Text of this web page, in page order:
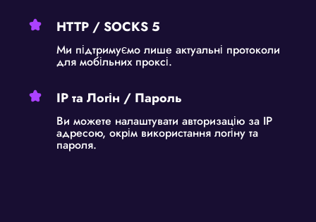
HTTP / SOCKS 5
Ми підтримуємо лише актуальні протоколи
для мобільних проксі.
IP та Логін / Пароль
Ви можете налаштувати авторизацію за IP
адресою, окрім використання логіну та
пароля.